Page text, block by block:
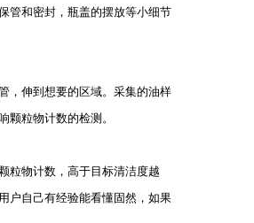
管和密封，瓶盖的摆放等小细节
，伸到想要的区域。采集的油样
粒物计数的检测。
粒物计数，高于目标清洁度越
户自己有经验能看懂固然，如果